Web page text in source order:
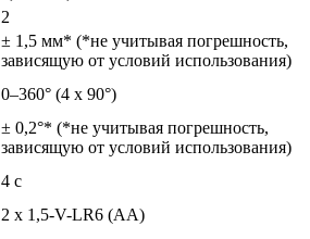
2
± 1,5 мм* (*не учитывая погрешность,
зависящую от условий использования)
0–360° (4 x 90°)
± 0,2°* (*не учитывая погрешность,
зависящую от условий использования)
4 с
2 x 1,5-V-LR6 (AA)